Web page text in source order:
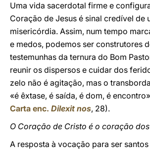
Uma vida sacerdotal firme e
Coração de Jesus é sinal credível de
misericórdia. Assim, num tempo
e medos, podemos ser construtores
testemunhas da ternura do Bom
reunir os dispersos e cuidar dos
zelo não é agitação, mas o
«é êxtase, é saída, é dom, é
Carta enc. Dilexit nos, 28).
O Coração de Cristo é o coração
A resposta à vocação para ser